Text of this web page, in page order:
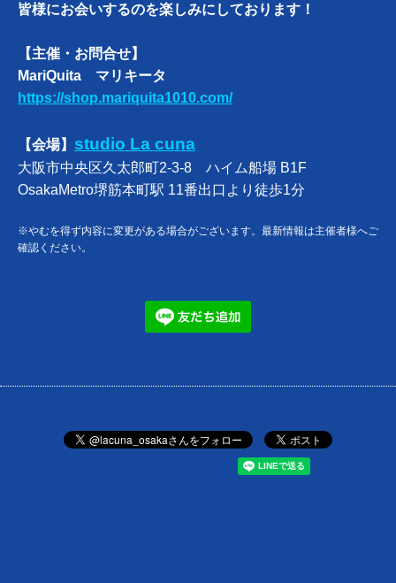
皆様にお会いするのを楽しみにしております！
【主催・お問合せ】
MariQuita マリキータ
https://shop.mariquita1010.com/
【会場】 studio La cuna
大阪市中央区久太郎町2-3-8 ハイム船場 B1F
OsakaMetro堺筋本町駅 11番出口より徒歩1分
※やむを得ず内容に変更がある場合がございます。最新情報は主催者様へご
確認ください。